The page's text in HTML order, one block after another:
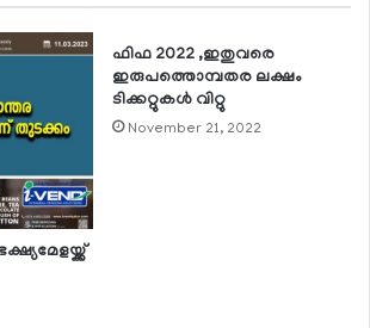
ഫിഫ 2022 ,ഇതുവരെ
ഇരുപത്തൊമ്പതര ലക്ഷം
ടിക്കറ്റുകള്‍ വിറ്റു
November 21, 2022